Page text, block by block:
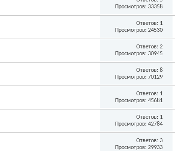
Просмотров: 33358
Ответов: 1
Просмотров: 24530
Ответов: 2
Просмотров: 30945
Ответов: 8
Просмотров: 70129
Ответов: 1
Просмотров: 45681
Ответов: 1
Просмотров: 42784
Ответов: 3
Просмотров: 29933